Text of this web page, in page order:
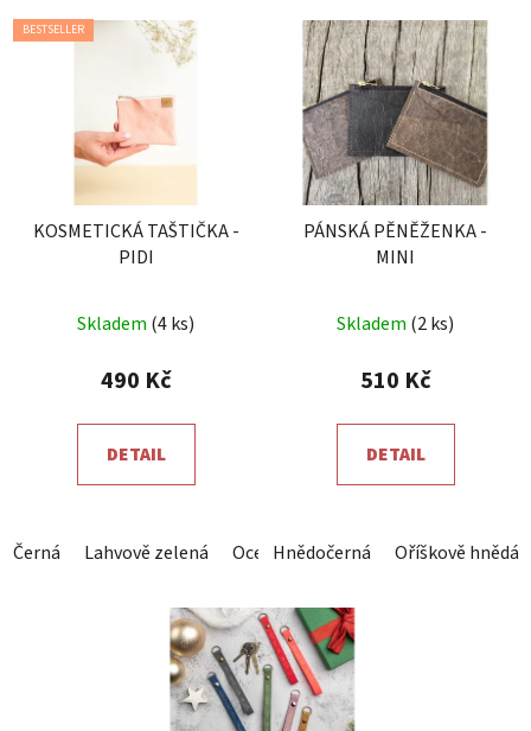
BESTSELLER
KOSMETICKÁ TAŠTIČKA -
PIDI
hodnocení
produktu
5,0
z
Skladem (4 ks)
490 Kč
DETAIL
Černá Lahvově zelená Ocelová šedá Královsky modrá
PÁNSKÁ PĚNĚŽENKA -
MINI
Skladem (2 ks)
510 Kč
DETAIL
Hnědočerná Oříškově hnědá